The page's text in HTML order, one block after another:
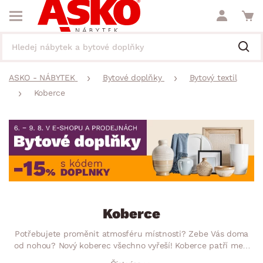
ASKO - NÁBYTEK Bytové doplňky
Bytový textil
Koberce
Koberce
Potřebujete proměnit atmosféru místnosti? Zebe Vás doma
od nohou? Nový koberec všechno vyřeší! Koberce patří mezi